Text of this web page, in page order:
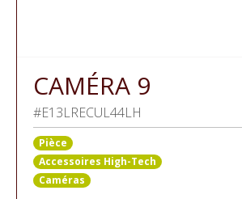
CAMÉRA 9
#E13LRECUL44LH
Pièce
Accessoires High-Tech
Caméras